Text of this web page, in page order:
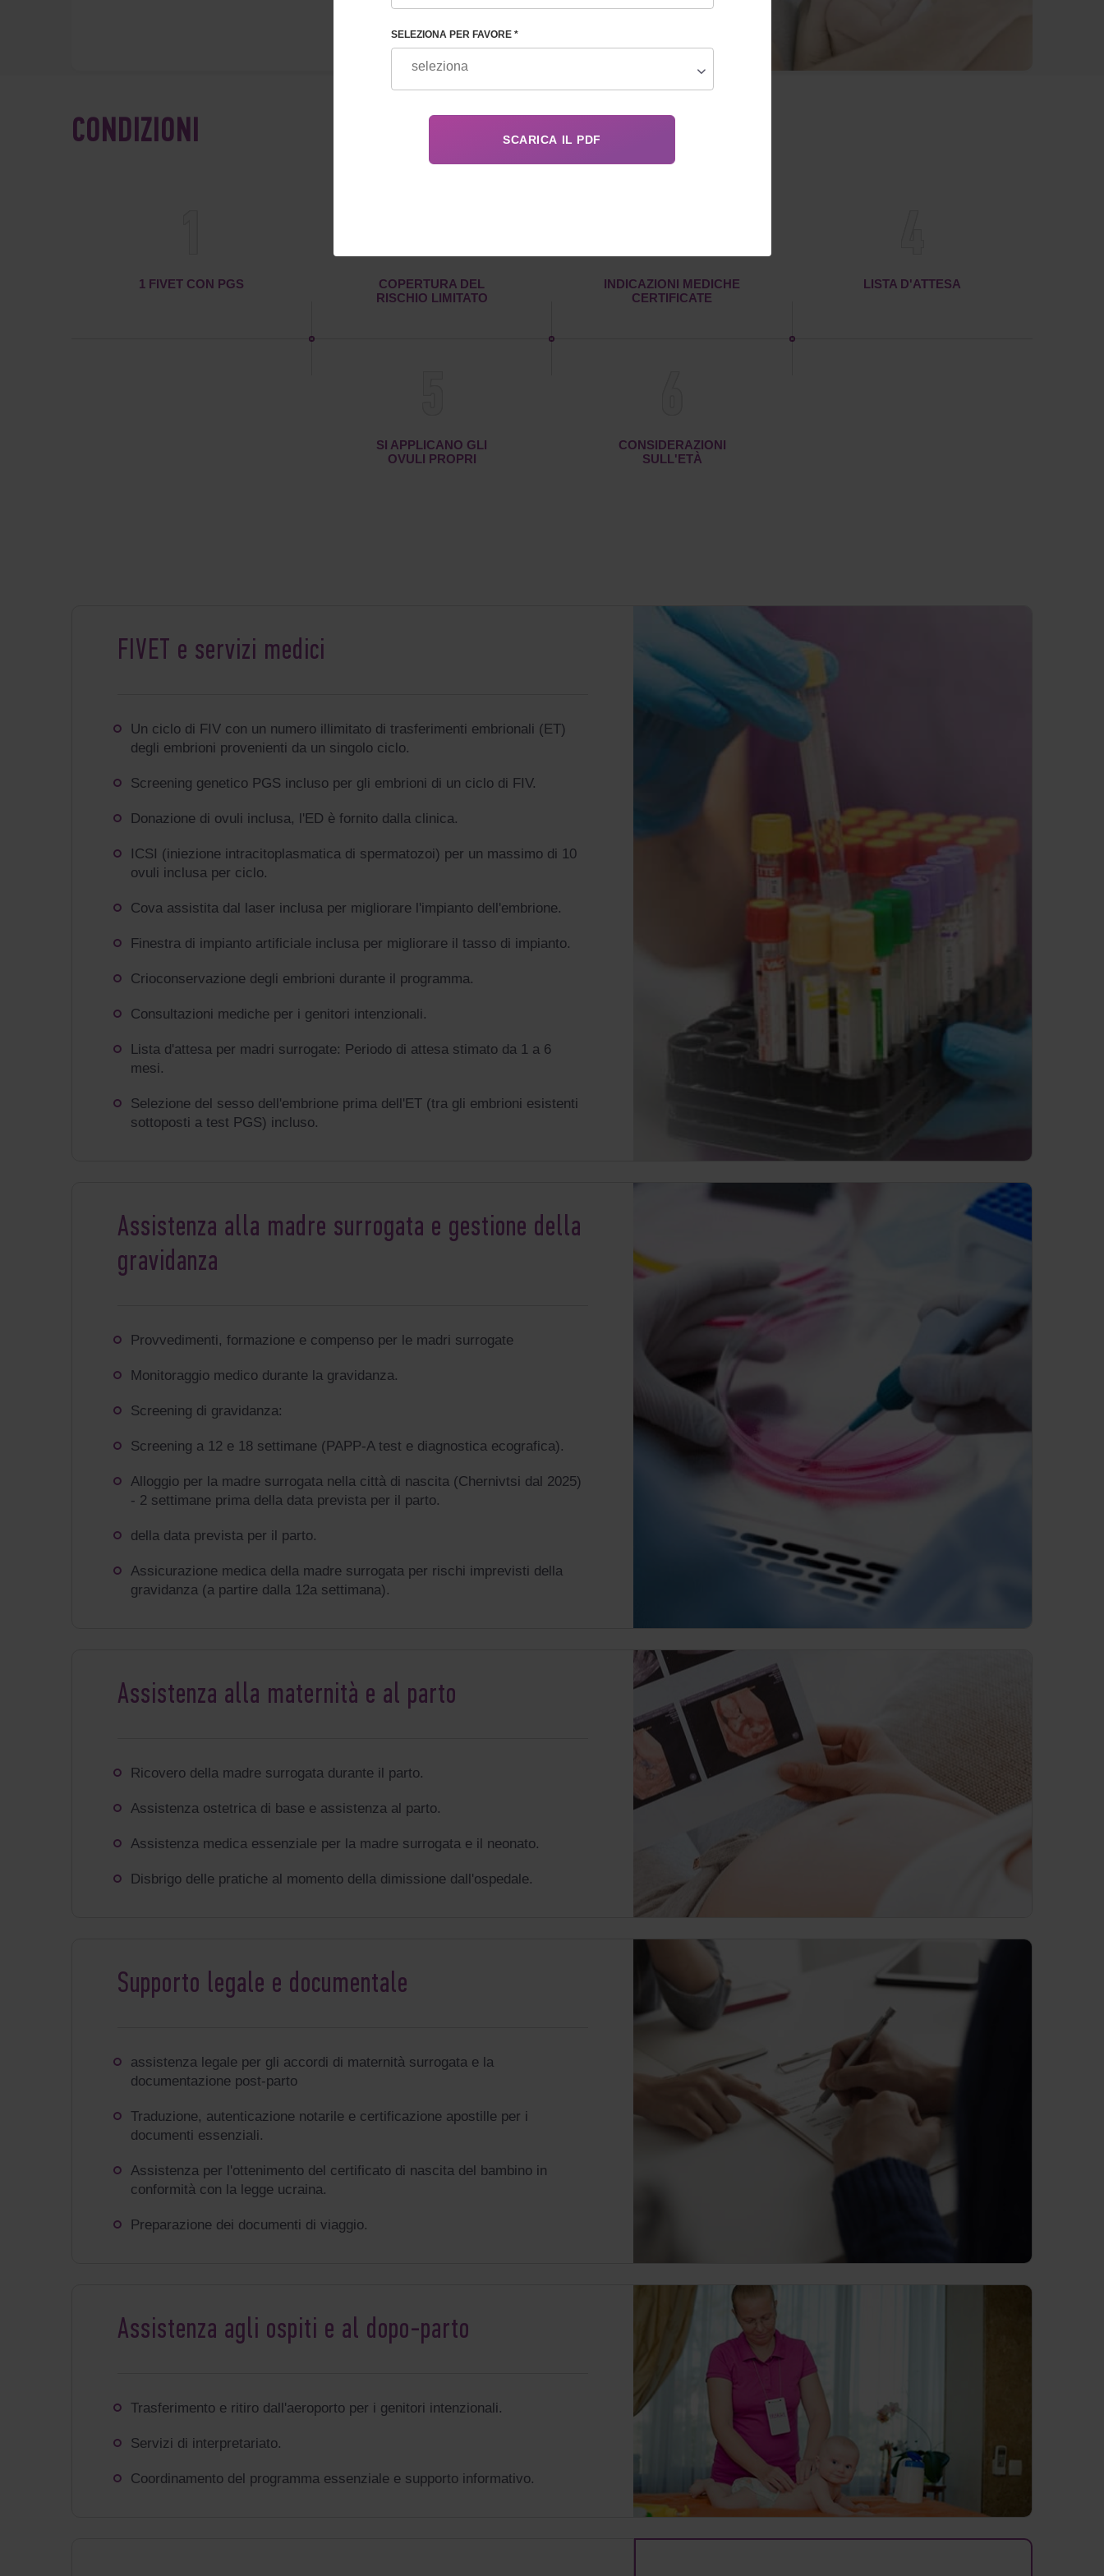
CONDIZIONI
1 FIVET CON PGS
COPERTURA DEL
RISCHIO LIMITATO
INDICAZIONI MEDICHE
CERTIFICATE
LISTA D'ATTESA
SI APPLICANO GLI
OVULI PROPRI
CONSIDERAZIONI
SULL'ETÀ
FIVET e servizi medici
Un ciclo di FIV con un numero illimitato di trasferimenti embrionali (ET)
degli embrioni provenienti da un singolo ciclo.
Screening genetico PGS incluso per gli embrioni di un ciclo di FIV.
Donazione di ovuli inclusa, l'ED è fornito dalla clinica.
ICSI (iniezione intracitoplasmatica di spermatozoi) per un massimo di 10
ovuli inclusa per ciclo.
Cova assistita dal laser inclusa per migliorare l'impianto dell'embrione.
Finestra di impianto artificiale inclusa per migliorare il tasso di impianto.
Crioconservazione degli embrioni durante il programma.
Consultazioni mediche per i genitori intenzionali.
Lista d'attesa per madri surrogate: Periodo di attesa stimato da 1 a 6
mesi.
Selezione del sesso dell'embrione prima dell'ET (tra gli embrioni esistenti
sottoposti a test PGS) incluso.
Assistenza alla madre surrogata e gestione della
gravidanza
Provvedimenti, formazione e compenso per le madri surrogate
Monitoraggio medico durante la gravidanza.
Screening di gravidanza:
Screening a 12 e 18 settimane (PAPP-A test e diagnostica ecografica).
Alloggio per la madre surrogata nella città di nascita (Chernivtsi dal 2025)
- 2 settimane prima della data prevista per il parto.
della data prevista per il parto.
Assicurazione medica della madre surrogata per rischi imprevisti della
gravidanza (a partire dalla 12a settimana).
Assistenza alla maternità e al parto
Ricovero della madre surrogata durante il parto.
Assistenza ostetrica di base e assistenza al parto.
Assistenza medica essenziale per la madre surrogata e il neonato.
Disbrigo delle pratiche al momento della dimissione dall'ospedale.
Supporto legale e documentale
assistenza legale per gli accordi di maternità surrogata e la
documentazione post-parto
Traduzione, autenticazione notarile e certificazione apostille per i
documenti essenziali.
Assistenza per l'ottenimento del certificato di nascita del bambino in
conformità con la legge ucraina.
Preparazione dei documenti di viaggio.
Assistenza agli ospiti e al dopo-parto
Trasferimento e ritiro dall'aeroporto per i genitori intenzionali.
Servizi di interpretariato.
Coordinamento del programma essenziale e supporto informativo.
SELEZIONA PER FAVORE *